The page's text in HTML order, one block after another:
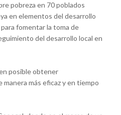
pobreza en 70 poblados
en elementos del desarrollo
fomentar la toma de
del desarrollo local en
posible obtener
más eficaz y en tiempo